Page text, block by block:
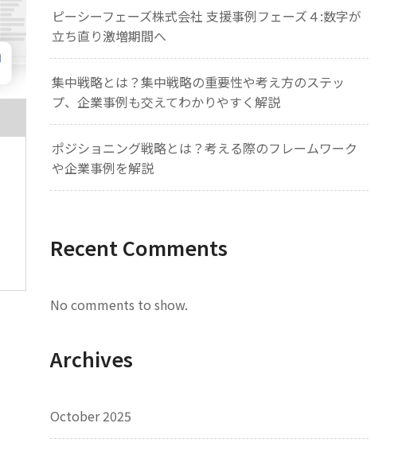
ピーシーフェーズ株式会社 支援事例フェーズ４:数字が
立ち直り激増期間へ
集中戦略とは？集中戦略の重要性や考え方のステッ
プ、企業事例も交えてわかりやすく解説
ポジショニング戦略とは？考える際のフレームワーク
や企業事例を解説
Recent Comments
No comments to show.
Archives
October 2025